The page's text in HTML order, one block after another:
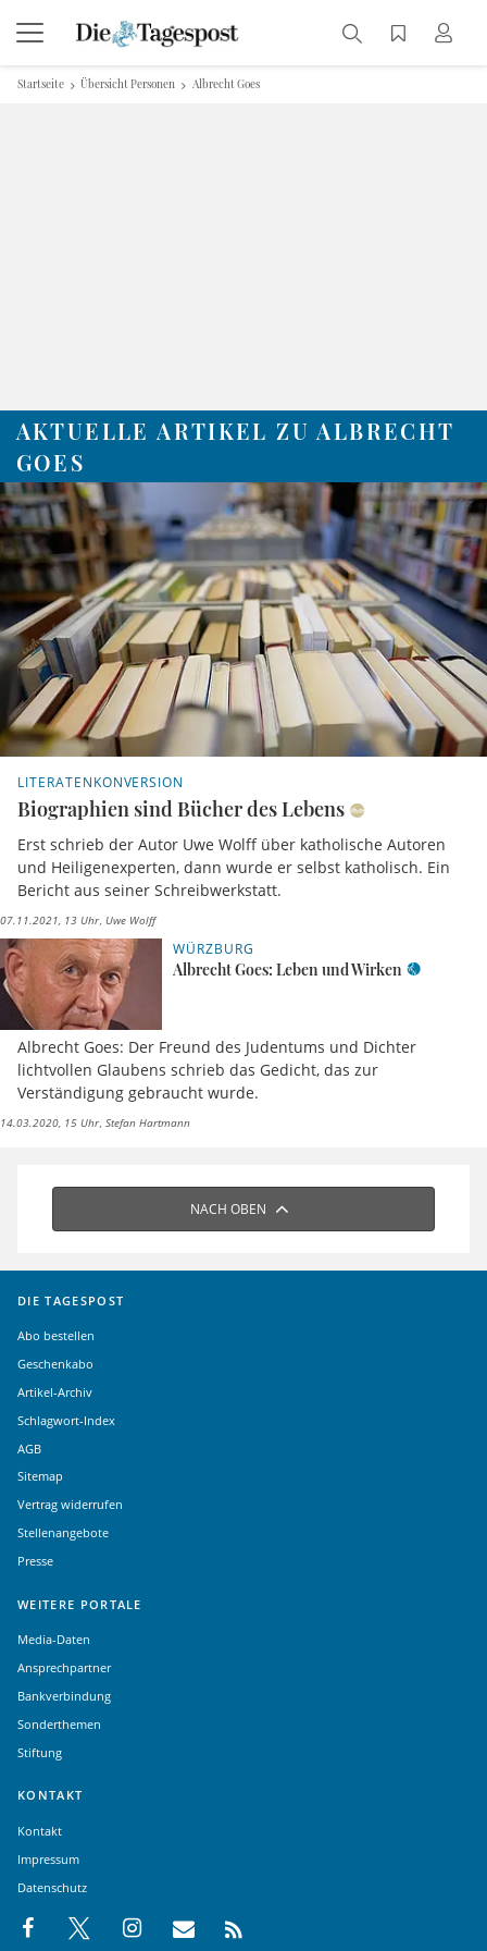
Startseite Übersicht Personen Albrecht Goes
AKTUELLE ARTIKEL ZU ALBRECHT
GOES
LITERATENKONVERSION
Biographien sind Bücher des Lebens
Erst schrieb der Autor Uwe Wolff über katholische Autoren
und Heiligenexperten, dann wurde er selbst katholisch. Ein
Bericht aus seiner Schreibwerkstatt.
07.11.2021, 13 Uhr Uwe Wolff
WÜRZBURG
Albrecht Goes: Leben und Wirken
Albrecht Goes: Der Freund des Judentums und Dichter
lichtvollen Glaubens schrieb das Gedicht, das zur
Verständigung gebraucht wurde.
14.03.2020, 15 Uhr Stefan Hartmann
NACH OBEN
DIE TAGESPOST
Abo bestellen
Geschenkabo
Artikel-Archiv
Schlagwort-Index
AGB
Sitemap
Vertrag widerrufen
Stellenangebote
Presse
WEITERE PORTALE
Media-Daten
Ansprechpartner
Bankverbindung
Sonderthemen
Stiftung
KONTAKT
Kontakt
Impressum
Datenschutz